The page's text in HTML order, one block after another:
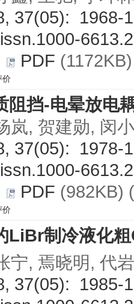
37(05): 1968-
PDF
价
阻挡-电晕放电
岚, 贺建勋, 闵
37(05): 1978-
PDF (982KB) (
价
LiBr制冷液化
宁, 焉晓明, 代
37(05): 1985-